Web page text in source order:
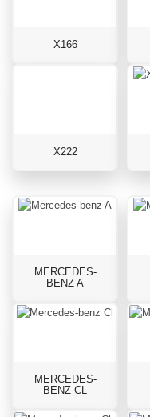
X166
X222
MERCEDES-
BENZ A
MERCEDES-
BENZ CL